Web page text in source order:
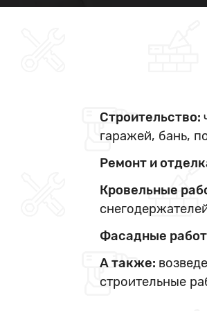
Строительство:
гаражей, бань,
Ремонт и
Кровельные
Фасадные
А также:
строительные